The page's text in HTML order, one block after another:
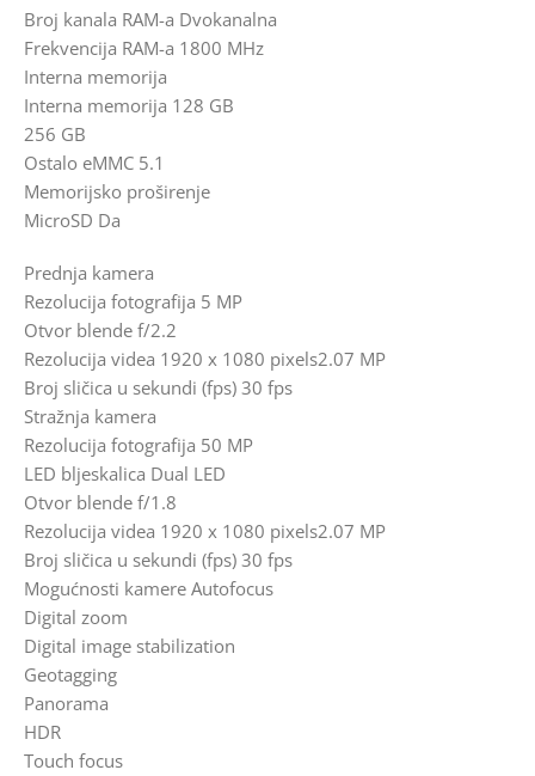
Broj kanala RAM-a Dvokanalna
Frekvencija RAM-a 1800 MHz
Interna memorija
Interna memorija 128 GB
256 GB
Ostalo eMMC 5.1
Memorijsko proširenje
MicroSD Da
Prednja kamera
Rezolucija fotografija 5 MP
Otvor blende f/2.2
Rezolucija videa 1920 x 1080 pixels2.07 MP
Broj sličica u sekundi (fps) 30 fps
Stražnja kamera
Rezolucija fotografija 50 MP
LED bljeskalica Dual LED
Otvor blende f/1.8
Rezolucija videa 1920 x 1080 pixels2.07 MP
Broj sličica u sekundi (fps) 30 fps
Mogućnosti kamere Autofocus
Digital zoom
Digital image stabilization
Geotagging
Panorama
HDR
Touch focus